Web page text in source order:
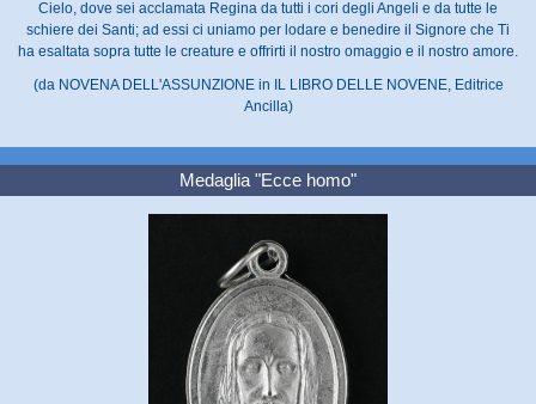
Cielo, dove sei acclamata Regina da tutti i cori degli Angeli e da tutte le
schiere dei Santi; ad essi ci uniamo per lodare e benedire il Signore che Ti
ha esaltata sopra tutte le creature e offrirti il nostro omaggio e il nostro amore.
(da NOVENA DELL'ASSUNZIONE in IL LIBRO DELLE NOVENE, Editrice
Ancilla)
Medaglia "Ecce homo"